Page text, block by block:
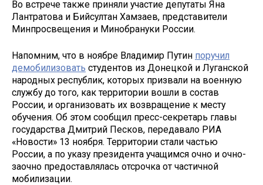
Во встрече также приняли участие депутаты Яна
Лантратова и Бийсултан Хамзаев, представители
Минпросвещения и Минобрануки России.
Напомним, что в ноябре Владимир Путин поручил
демобилизовать студентов из Донецкой и Луганской
народных республик, которых призвали на военную
службу до того, как территории вошли в состав
России, и организовать их возвращение к месту
обучения. Об этом сообщил пресс-секретарь главы
государства Дмитрий Песков, передавало РИА
«Новости» 13 ноября. Территории стали частью
России, а по указу президента учащимся очно и очно-
заочно предоставлялась отсрочка от частичной
мобилизации.